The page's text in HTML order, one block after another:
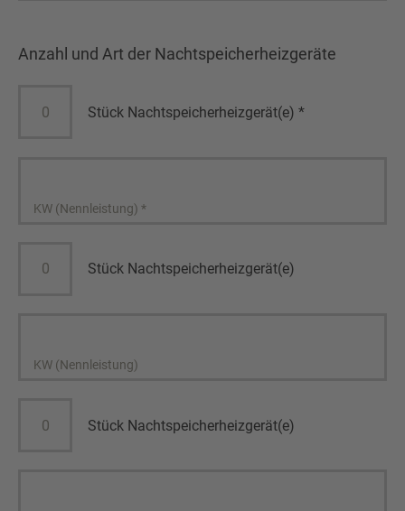
Anzahl und Art der Nachtspeicherheizgeräte
Stück Nachtspeicherheizgerät(e) *
KW (Nennleistung) *
Stück Nachtspeicherheizgerät(e)
KW (Nennleistung)
Stück Nachtspeicherheizgerät(e)